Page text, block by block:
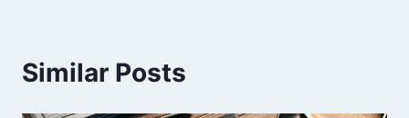
Similar Posts